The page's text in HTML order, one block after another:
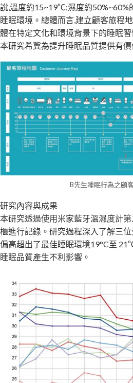
說,溫度約15~19℃;濕度約50%~60%
睡眠環境。總體而言,建立顧客旅程
體在特定文化和環境背景下的睡眠
本研究希冀為提升睡眠品質提供有價
B先生睡眠行為之顧
研究內容與成果
本研究透過使用米家藍牙溫濕度計
櫃進行記錄。研究過程深入了解三
偏高超出了最佳睡眠環境19°C至
睡眠品質產生不利影響。